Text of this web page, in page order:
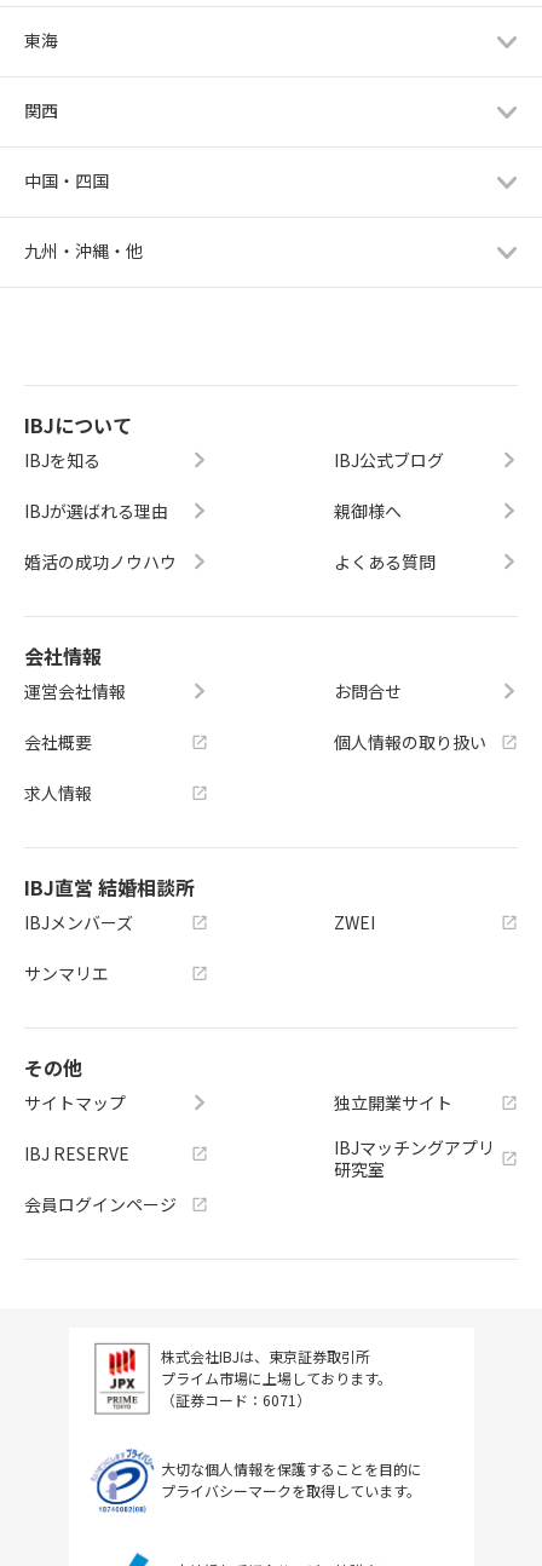
東海
関西
中国・四国
九州・沖縄・他
IBJについて
IBJを知る
IBJが選ばれる理由
婚活の成功ノウハウ
IBJ公式ブログ
親御様へ
よくある質問
会社情報
運営会社情報
会社概要
求人情報
お問合せ
個人情報の取り扱い
IBJ直営 結婚相談所
IBJメンバーズ
サンマリエ
ZWEI
その他
サイトマップ
IBJ RESERVE
会員ログインページ
独立開業サイト
IBJマッチングアプリ
研究室
株式会社IBJは、東京証券取引所
プライム市場に上場しております。
（証券コード：6071）
大切な個人情報を保護することを目的に
プライバシーマークを取得しています。